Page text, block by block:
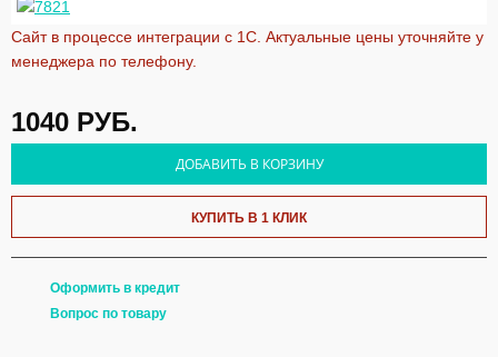
Сайт в процессе интеграции с 1С. Актуальные цены уточняйте у
менеджера по телефону.
1040 РУБ.
ДОБАВИТЬ В КОРЗИНУ
КУПИТЬ В 1 КЛИК
Оформить в кредит
Вопрос по товару